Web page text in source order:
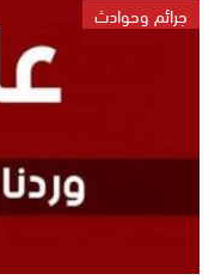
جرائم وحوادث